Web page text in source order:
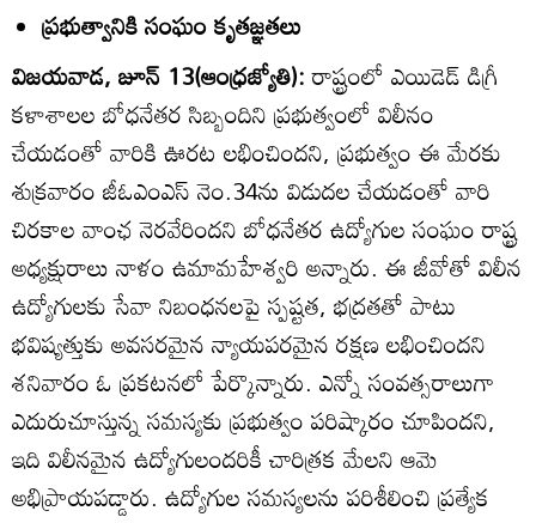
ప్రభుత్వానికి సంఘం కృతజ్ఞతలు
విజయవాడ, జూన్‌ 13(ఆంధ్రజ్యోతి):రాష్ట్రంలో ఎయిడెడ్‌ డిగ్రీ
కళాశాలల బోధనేతర సిబ్బందిని ప్రభుత్వంలో విలీనం
చేయడంతో వారికి ఊరట లభించిందని, ప్రభుత్వం ఈ మేరకు
శుక్రవారం జీఓఎంఎస్‌ నెం.34ను విడుదల చేయడంతో వారి
చిరకాల వాంఛ నెరవేరిందని బోధనేతర ఉద్యోగుల సంఘం రాష్ట్ర
అధ్యక్షురాలు నాళం ఉమామహేశ్వరి అన్నారు. ఈ జీవోతో విలీన
ఉద్యోగులకు సేవా నిబంధనలపై స్పష్టత, భద్రతతో పాటు
భవిష్యత్తుకు అవసరమైన న్యాయపరమైన రక్షణ లభించిందని
శనివారం ఓ ప్రకటనలో పేర్కొన్నారు. ఎన్నో సంవత్సరాలుగా
ఎదురుచూస్తున్న సమస్యకు ప్రభుత్వం పరిష్కారం చూపిందని,
ఇది విలీనమైన ఉద్యోగులందరికీ చారిత్రక మేలని ఆమె
అభిప్రాయపడ్డారు. ఉద్యోగుల సమస్యలను పరిశీలించి ప్రత్యేక